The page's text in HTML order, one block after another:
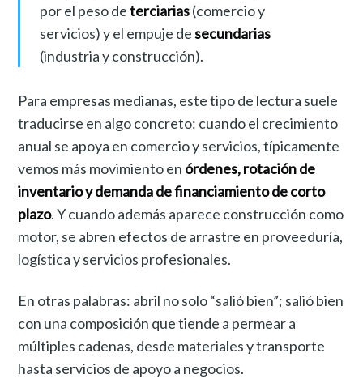
por el peso deterciarias(comercio y
servicios) y el empuje desecundarias
(industria y construcción).
Para empresas medianas, este tipo de lectura suele
traducirse en algo concreto: cuando el crecimiento
anual se apoya en comercio y servicios, típicamente
vemos más movimiento en órdenes, rotación de
inventario y demanda de financiamiento de corto
plazo. Y cuando además aparece construcción como
motor, se abren efectos de arrastre en proveeduría,
logística y servicios profesionales.
En otras palabras: abril no solo “salió bien”; salió bien
con una composición que tiende a permear a
múltiples cadenas, desde materiales y transporte
hasta servicios de apoyo a negocios.